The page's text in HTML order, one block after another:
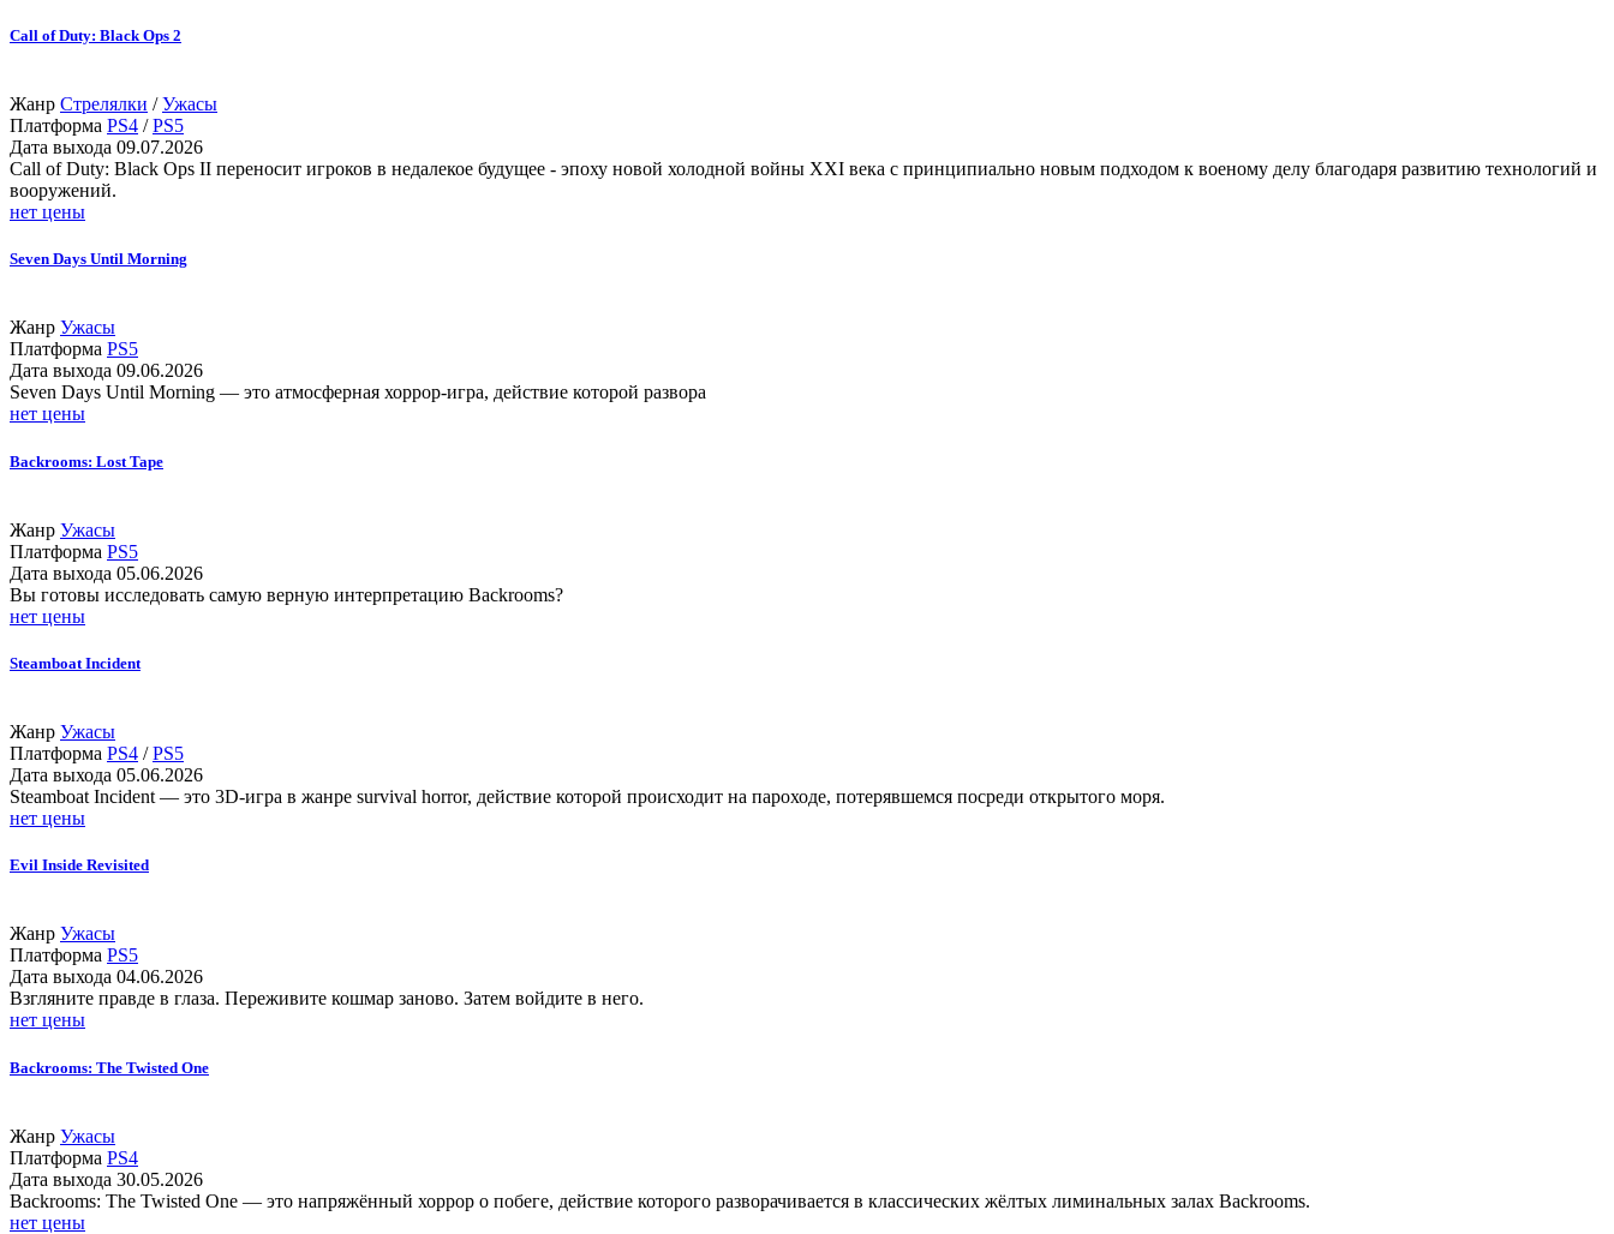
Call of Duty: Black Ops 2
Жанр Стрелялки /Ужасы
Платформа PS4 /PS5
Дата выхода 09.07.2026
Call of Duty: Black Ops II переносит игроков в недалекое будущее - эпоху новой холодной войны XXI века с принципиально новым подходом к военому делу благодаря развитию технологий и
вооружений.
нет цены
Seven Days Until Morning
Жанр Ужасы
Платформа PS5
Дата выхода 09.06.2026
Seven Days Until Morning — это атмосферная хоррор-игра, действие которой развора
нет цены
Backrooms: Lost Tape
Жанр Ужасы
Платформа PS5
Дата выхода 05.06.2026
Вы готовы исследовать самую верную интерпретацию Backrooms?
нет цены
Steamboat Incident
Жанр Ужасы
Платформа PS4 /PS5
Дата выхода 05.06.2026
Steamboat Incident — это 3D-игра в жанре survival horror, действие которой происходит на пароходе, потерявшемся посреди открытого моря.
нет цены
Evil Inside Revisited
Жанр Ужасы
Платформа PS5
Дата выхода 04.06.2026
Взгляните правде в глаза. Переживите кошмар заново. Затем войдите в него.
нет цены
Backrooms: The Twisted One
Жанр Ужасы
Платформа PS4
Дата выхода 30.05.2026
Backrooms: The Twisted One — это напряжённый хоррор о побеге, действие которого разворачивается в классических жёлтых лиминальных залах Backrooms.
нет цены